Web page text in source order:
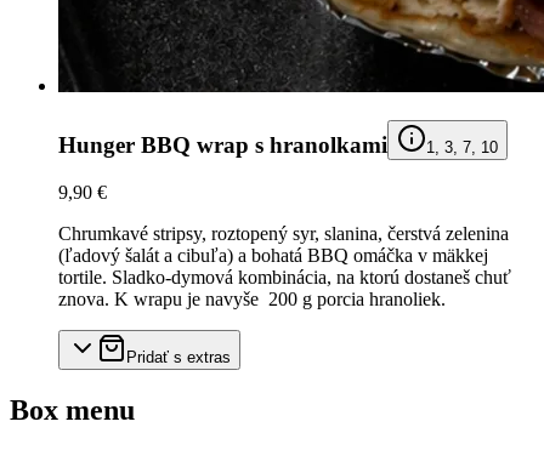
Hunger BBQ wrap s hranolkami 1, 3, 7, 10
9,90 €
Chrumkavé stripsy, roztopený syr, slanina, čerstvá zelenina
(ľadový šalát a cibuľa) a bohatá BBQ omáčka v mäkkej
tortile. Sladko-dymová kombinácia, na ktorú dostaneš chuť
znova. K wrapu je navyše 200 g porcia hranoliek.
Pridať s extras
Box menu